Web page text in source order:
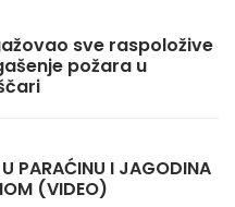
sve raspoložive
požara u
PARAĆINU I JAGODINA
(VIDEO)